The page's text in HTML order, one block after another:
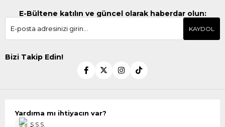
E-Bültene katılın ve güncel olarak haberdar olun:
KAYDOL
Bizi Takip Edin!
Yardıma mı ihtiyacın var?
S.S.S.